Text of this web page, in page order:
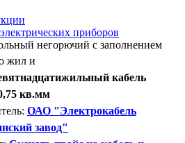
приборов
негорючий с заполнением
жил и
кабель
кв.мм
ОАО "Электрокабель
завод"